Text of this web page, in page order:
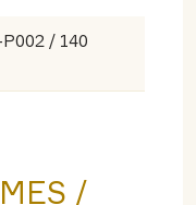
/ 140
/